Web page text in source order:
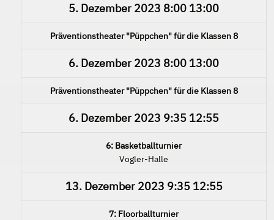
5. Dezember 2023 8:00 13:00
Präventionstheater "Püppchen" für die Klassen 8
6. Dezember 2023 8:00 13:00
Präventionstheater "Püppchen" für die Klassen 8
6. Dezember 2023 9:35 12:55
6: Basketballturnier
Vogler-Halle
13. Dezember 2023 9:35 12:55
7: Floorballturnier